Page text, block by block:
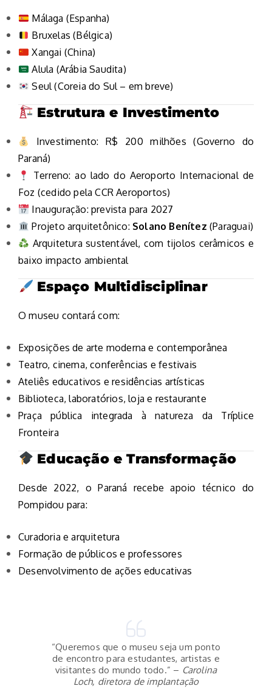
Málaga (Espanha)
Bruxelas (Bélgica)
Xangai (China)
Alula (Arábia Saudita)
Seul (Coreia do Sul – em breve)
Estrutura e Investimento
Investimento: R$ 200 milhões (Governo do
Paraná)
Terreno: ao lado do Aeroporto Internacional de
Foz (cedido pela CCR Aeroportos)
Inauguração: prevista para 2027
Projeto arquitetônico: Solano Benítez (Paraguai)
Arquitetura sustentável, com tijolos cerâmicos e
baixo impacto ambiental
Espaço Multidisciplinar
O museu contará com:
Exposições de arte moderna e contemporânea
Teatro, cinema, conferências e festivais
Ateliês educativos e residências artísticas
Biblioteca, laboratórios, loja e restaurante
Praça pública integrada à natureza da Tríplice
Fronteira
Educação e Transformação
Desde 2022, o Paraná recebe apoio técnico do
Pompidou para:
Curadoria e arquitetura
Formação de públicos e professores
Desenvolvimento de ações educativas
“Queremos que o museu seja um ponto
de encontro para estudantes, artistas e
visitantes do mundo todo.” – Carolina
Loch, diretora de implantação